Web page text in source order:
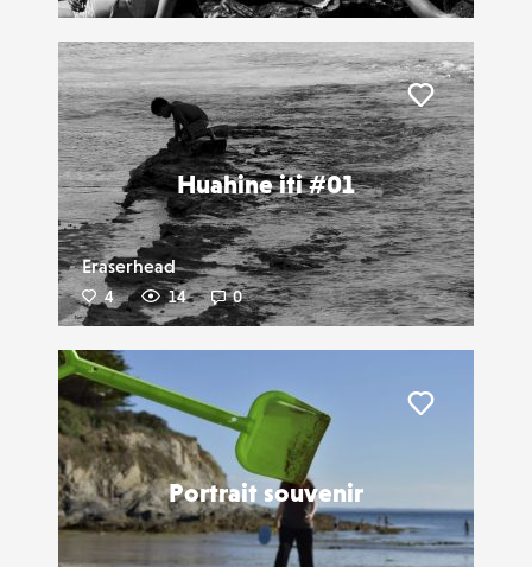
Huahine iti #01
Eraserhead
4 14 0
Liker
Portrait souvenir